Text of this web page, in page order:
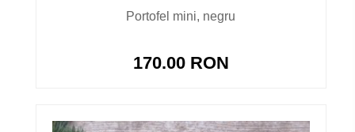
Portofel mini, negru
170.00 RON